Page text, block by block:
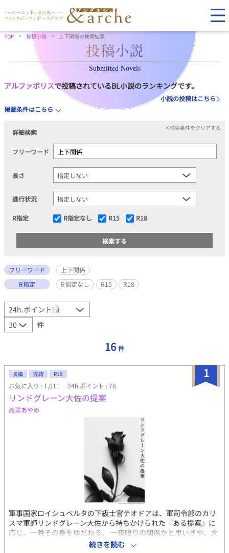
TOP 投稿小説 上下関係の検索結果
Submitted Novels
アルファポリスで投稿されているBL小説のランキングです。
小説の投稿はこちら
掲載条件はこちら
詳細検索
×検索条件をクリアする
フリーワード
長さ
進行状況
R指定 R指定なし R15 R18
フリーワード
上下関係
R指定
R指定なし R15 R18
件
16 件
1
長編 完結 R18
お気に入り : 1,011 24h.ポイント : 78
リンドグレーン大佐の提案
高菜あやめ
軍事国家ロイシュベルタの下級士官テオドアは、軍司令部のカリ
スマ軍師リンドグレーン大佐から持ちかけられた『ある提案』に
応じ、一晩その身をゆだねる。 一夜限りの関係かと思いきや、大
佐はそれ以降も執拗に彼に構い続け、次第に独占欲をあらわにし
続きを読む